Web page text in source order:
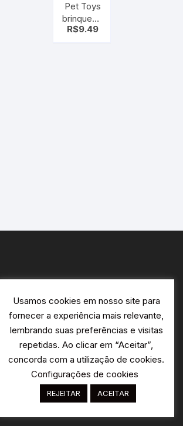
Pet Toys
brinquedo
para seu
R$9.49
Avião Bandeirantes 115 H2- Jardim
Campos - SP Designer:
Usamos cookies em nosso site para
fornecer a experiência mais relevante,
lembrando suas preferências e visitas
repetidas. Ao clicar em “Aceitar”,
concorda com a utilização de cookies.
Configurações de cookies
REJEITAR ACEITAR